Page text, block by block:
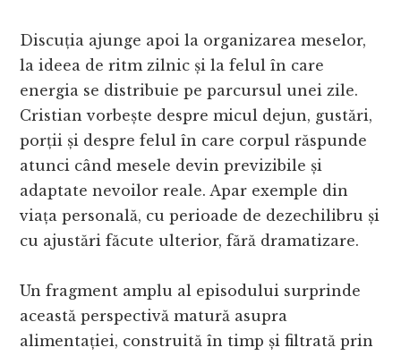
Discuția ajunge apoi la organizarea meselor,
la ideea de ritm zilnic și la felul în care
energia se distribuie pe parcursul unei zile.
Cristian vorbește despre micul dejun, gustări,
porții și despre felul în care corpul răspunde
atunci când mesele devin previzibile și
adaptate nevoilor reale. Apar exemple din
viața personală, cu perioade de dezechilibru și
cu ajustări făcute ulterior, fără dramatizare.
Un fragment amplu al episodului surprinde
această perspectivă matură asupra
alimentației, construită în timp și filtrată prin